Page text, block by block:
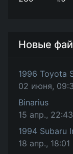
Новые
1996 Toyota
02 июня,
Binarius
15 апр., 22:43
1994 Subaru
18 апр., 18:01